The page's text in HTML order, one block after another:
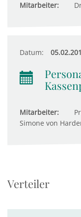
Mitarbeiter:
Datum:
Mitarbeiter:
Simone von
Verteiler